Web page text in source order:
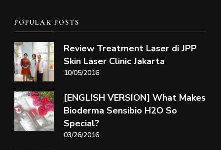
POPULAR POSTS
Review Treatment Laser di JPP
Skin Laser Clinic Jakarta
10/05/2016
[ENGLISH VERSION] What Makes
Bioderma Sensibio H2O So
Special?
03/26/2016